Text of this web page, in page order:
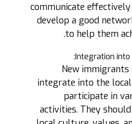
communicate
develop a good
to help them
Integration
New
integrate into the
participate in
activities. They